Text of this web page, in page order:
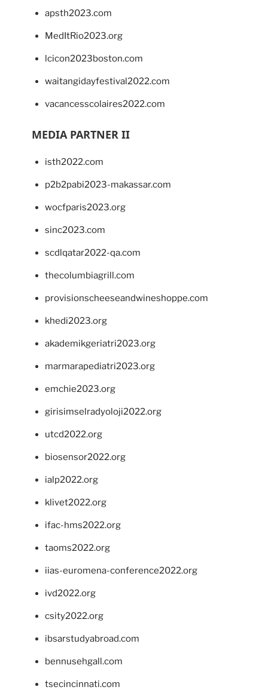
apsth2023.com
MedItRio2023.org
lcicon2023boston.com
waitangidayfestival2022.com
vacancesscolaires2022.com
MEDIA PARTNER II
isth2022.com
p2b2pabi2023-makassar.com
wocfparis2023.org
sinc2023.com
scdlqatar2022-qa.com
thecolumbiagrill.com
provisionscheeseandwineshoppe.com
khedi2023.org
akademikgeriatri2023.org
marmarapediatri2023.org
emchie2023.org
girisimselradyoloji2022.org
utcd2022.org
biosensor2022.org
ialp2022.org
klivet2022.org
ifac-hms2022.org
taoms2022.org
iias-euromena-conference2022.org
ivd2022.org
csity2022.org
ibsarstudyabroad.com
bennusehgall.com
tsecincinnati.com